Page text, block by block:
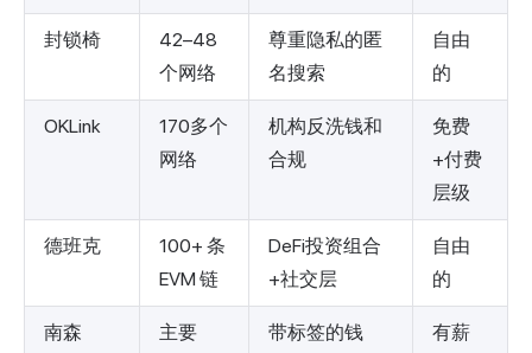
封锁椅
42–48
个网络
尊重隐私的匿
名搜索
自由
的
OKLink
170多个
网络
机构反洗钱和
合规
免费
+付费
层级
德班克
100+ 条
EVM 链
DeFi投资组合
+社交层
自由
的
南森
主要
带标签的钱
有薪